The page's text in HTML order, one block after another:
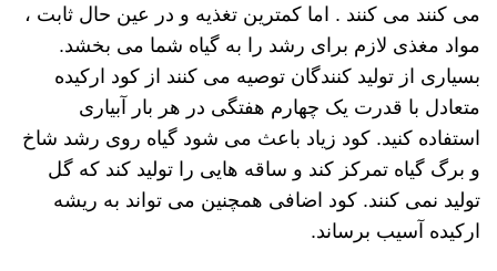
می کنند می کنند . اما کمترین تغذیه و در عین حال ثابت ،
مواد مغذی لازم برای رشد را به گیاه شما می بخشد.
بسیاری از تولید کنندگان توصیه می کنند از کود ارکیده
متعادل با قدرت یک چهارم هفتگی در هر بار آبیاری
استفاده کنید. کود زیاد باعث می شود گیاه روی رشد شاخ
و برگ گیاه تمرکز کند و ساقه هایی را تولید کند که گل
تولید نمی کنند. کود اضافی همچنین می تواند به ریشه
ارکیده آسیب برساند.